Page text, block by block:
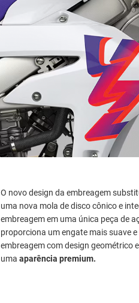
O novo design da embreagem
uma nova mola de disco cônico e
embreagem em uma única peça de
proporciona um engate mais suave
embreagem com design geométrico
uma aparência premium.